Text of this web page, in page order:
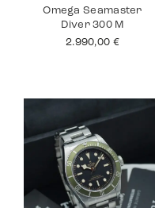
Omega Seamaster
Diver 300 M
2.990,00 €